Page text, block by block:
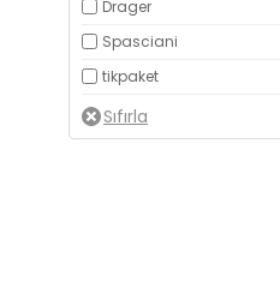
Drager
Spasciani
tikpaket